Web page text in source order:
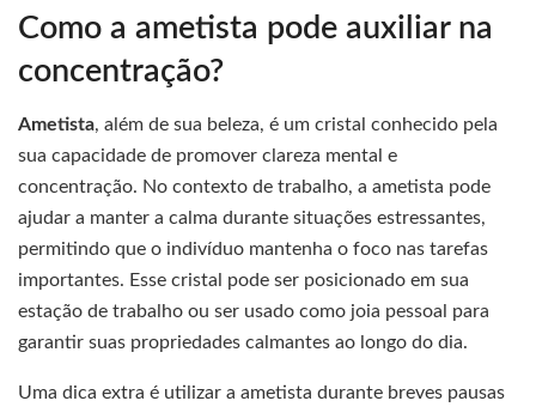
Como a ametista pode auxiliar na
concentração?
Ametista, além de sua beleza, é um cristal conhecido pela
sua capacidade de promover clareza mental e
concentração. No contexto de trabalho, a ametista pode
ajudar a manter a calma durante situações estressantes,
permitindo que o indivíduo mantenha o foco nas tarefas
importantes. Esse cristal pode ser posicionado em sua
estação de trabalho ou ser usado como joia pessoal para
garantir suas propriedades calmantes ao longo do dia.
Uma dica extra é utilizar a ametista durante breves pausas